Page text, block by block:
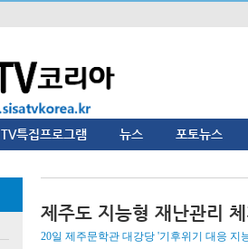
TV특집프로그램 뉴스 포토뉴스
제주도 지능형 재난관리
20일 제주문학관 대강당 '기후위기 대응 지